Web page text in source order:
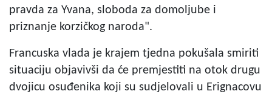
pravda za Yvana, sloboda za domoljube i
priznanje korzičkog naroda".
Francuska vlada je krajem tjedna pokušala smiriti
situaciju objavivši da će premjestiti na otok drugu
dvojicu osuđenika koji su sudjelovali u Erignacovu